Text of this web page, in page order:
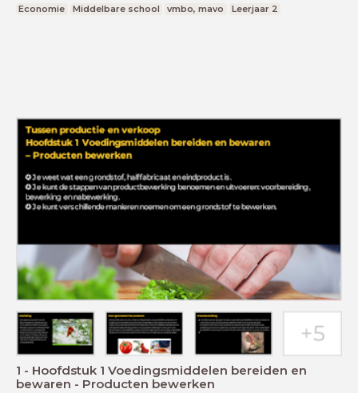
Economie Middelbare school vmbo, mavo Leerjaar 2
1 - Hoofdstuk 1 Voedingsmiddelen bereiden en
bewaren - Producten bewerken